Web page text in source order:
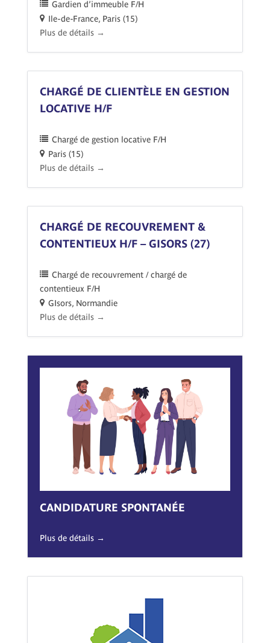
Gardien d’immeuble F/H
Ile-de-France Paris (15)
Plus de détails
CHARGÉ DE CLIENTÈLE EN GESTION
LOCATIVE H/F
Chargé de gestion locative F/H
Paris (15)
Plus de détails
CHARGÉ DE RECOUVREMENT &
CONTENTIEUX H/F – GISORS (27)
Chargé de recouvrement / chargé de
contentieux F/H
GIsors Normandie
Plus de détails
CANDIDATURE SPONTANÉE
Plus de détails